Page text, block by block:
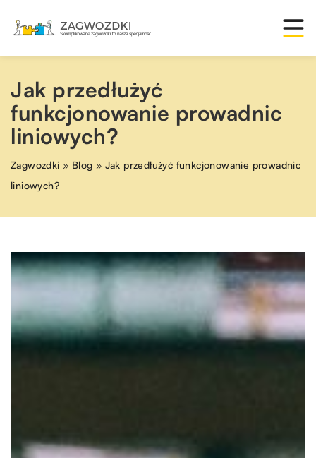
Jak przedłużyć
funkcjonowanie prowadnic
liniowych?
Zagwozdki » Blog » Jak przedłużyć funkcjonowanie prowadnic
liniowych?